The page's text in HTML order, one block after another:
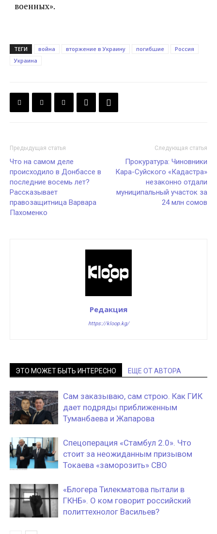
военных».
ТЕГИ война вторжение в Украину погибшие
Россия
Украина
Предыдущая статья
Что на самом деле
происходило в Донбассе в
последние восемь лет?
Рассказывает
правозащитница Варвара
Пахоменко
Следующая статья
Прокуратура: Чиновники
Кара-Суйского «Кадастра»
незаконно отдали
муниципальный участок за
24 млн сомов
Редакция
https://kloop.kg/
ЭТО МОЖЕТ БЫТЬ ИНТЕРЕСНО ЕЩЕ ОТ АВТОРА
Сам заказываю, сам строю. Как ГИК
дает подряды приближенным
Туманбаева и Жапарова
Спецоперация «Стамбул 2.0». Что
стоит за неожиданным призывом
Токаева «заморозить» СВО
«Блогера Тилекматова пытали в
ГКНБ». О ком говорит российский
политтехнолог Васильев?